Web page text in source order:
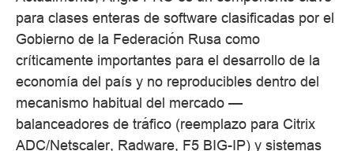
para clases enteras de software clasificadas por el
Gobierno de la Federación Rusa como
críticamente importantes para el desarrollo de la
economía del país y no reproducibles dentro del
mecanismo habitual del mercado —
balanceadores de tráfico (reemplazo para Citrix
ADC/Netscaler, Radware, F5 BIG-IP) y sistemas